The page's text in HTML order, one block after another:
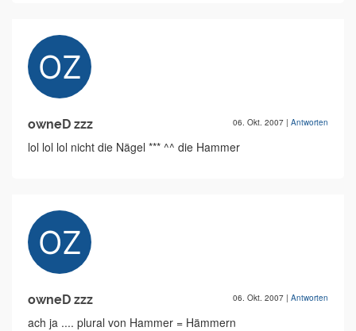
owneD zzz 06. Okt. 2007 | Antworten
lol lol lol nicht die Nägel *** ^^ die Hammer
owneD zzz 06. Okt. 2007 | Antworten
ach ja .... plural von Hammer = Hämmern